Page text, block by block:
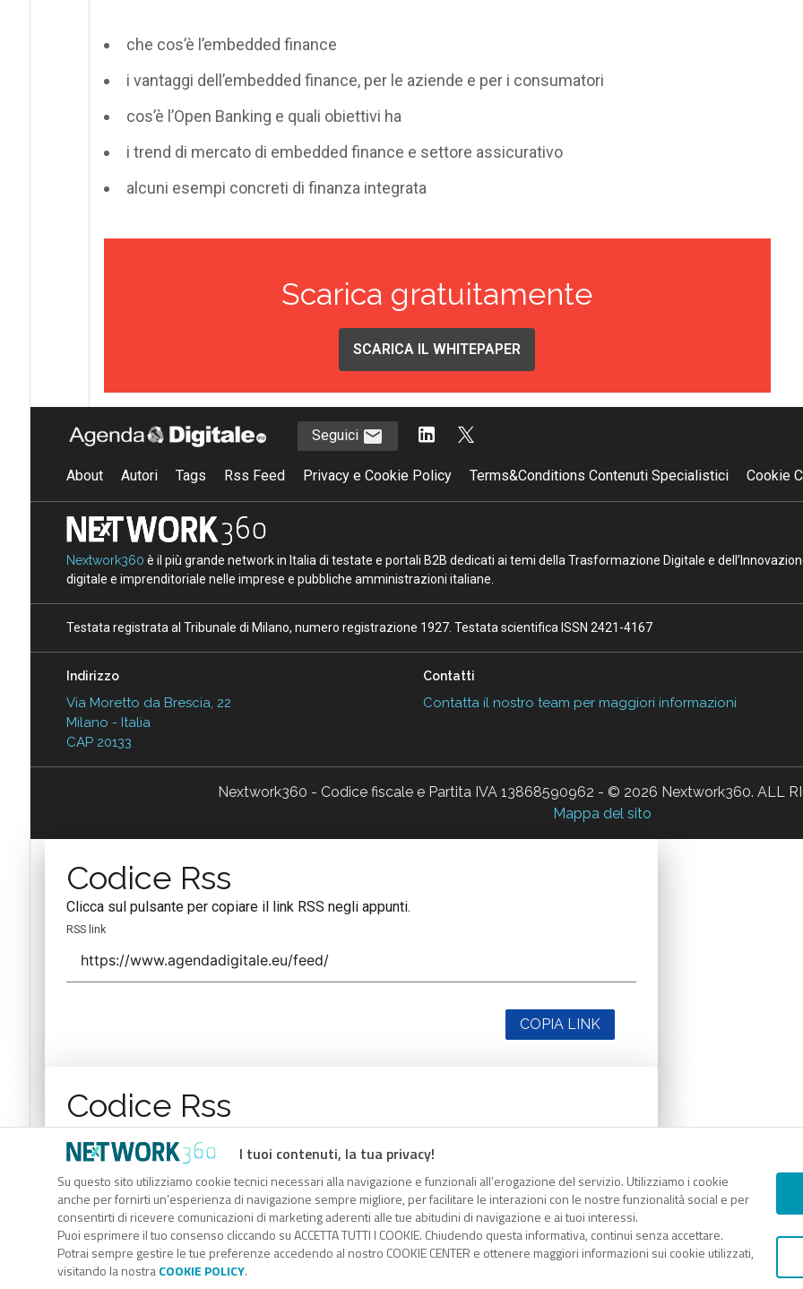
che cos’è l’embedded finance
i vantaggi dell’embedded finance, per le aziende e per i consumatori
cos’è l’Open Banking e quali obiettivi ha
i trend di mercato di embedded finance e settore assicurativo
alcuni esempi concreti di finanza integrata
Scarica gratuitamente
SCARICA IL WHITEPAPER
I tuoi contenuti, la tua privacy!
Su questo sito utilizziamo cookie tecnici necessari alla navigazione e funzionali all’erogazione del servizio. Utilizziamo i cookie
anche per fornirti un’esperienza di navigazione sempre migliore, per facilitare le interazioni con le nostre funzionalità social e per
consentirti di ricevere comunicazioni di marketing aderenti alle tue abitudini di navigazione e ai tuoi interessi.
Puoi esprimere il tuo consenso cliccando su ACCETTA TUTTI I COOKIE. Chiudendo questa informativa, continui senza accettare.
Potrai sempre gestire le tue preferenze accedendo al nostro COOKIE CENTER e ottenere maggiori informazioni sui cookie utilizzati,
visitando la nostraCOOKIE POLICY.
Seguici
About Autori Tags Rss Feed Privacy e Cookie Policy Terms&Conditions Contenuti Specialistici Cookie
Nextwork360 è il più grande network in Italia di testate e portali B2B dedicati ai temi della Trasformazione Digitale e
digitale e imprenditoriale nelle imprese e pubbliche amministrazioni italiane.
Testata registrata al Tribunale di Milano, numero registrazione 1927. Testata scientifica ISSN 2421-4167
Indirizzo
Via Moretto da Brescia, 22
Milano - Italia
CAP 20133
Contatti
Contatta il nostro team per maggiori informazioni
Nextwork360 - Codice fiscale e Partita IVA 13868590962 - © 2026 Nextwork360. ALL
Mappa del sito
Codice Rss
Clicca sul pulsante per copiare il link RSS negli appunti.
RSS link
COPIA LINK
Codice Rss
RSS link
COPIA LINK